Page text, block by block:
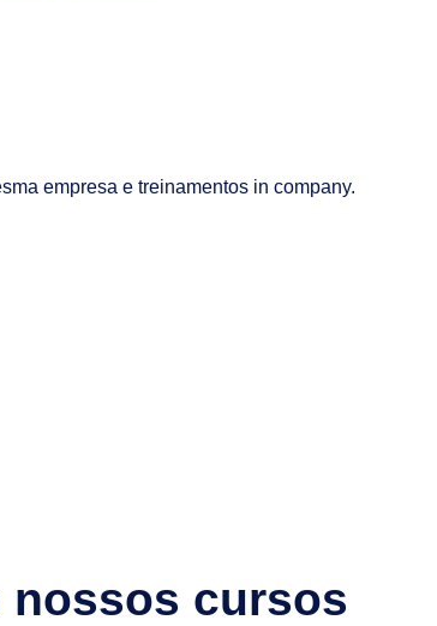
empresa e treinamentos in company.
nossos cursos